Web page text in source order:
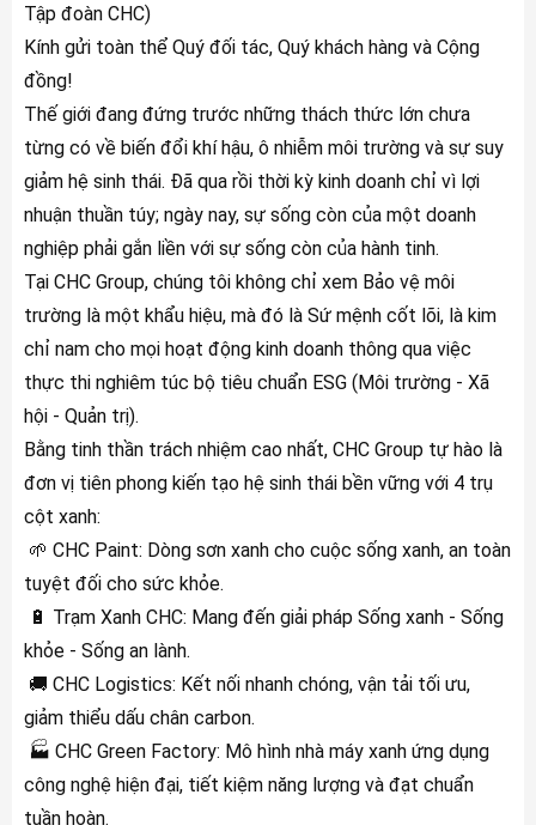
Tập đoàn CHC)
Kính gửi toàn thể Quý đối tác, Quý khách hàng và Cộng
đồng!
Thế giới đang đứng trước những thách thức lớn chưa
từng có về biến đổi khí hậu, ô nhiễm môi trường và sự suy
giảm hệ sinh thái. Đã qua rồi thời kỳ kinh doanh chỉ vì lợi
nhuận thuần túy; ngày nay, sự sống còn của một doanh
nghiệp phải gắn liền với sự sống còn của hành tinh.
Tại CHC Group, chúng tôi không chỉ xem Bảo vệ môi
trường là một khẩu hiệu, mà đó là Sứ mệnh cốt lõi, là kim
chỉ nam cho mọi hoạt động kinh doanh thông qua việc
thực thi nghiêm túc bộ tiêu chuẩn ESG (Môi trường - Xã
hội - Quản trị).
Bằng tinh thần trách nhiệm cao nhất, CHC Group tự hào là
đơn vị tiên phong kiến tạo hệ sinh thái bền vững với 4 trụ
cột xanh:
🌱 CHC Paint: Dòng sơn xanh cho cuộc sống xanh, an toàn
tuyệt đối cho sức khỏe.
🔋 Trạm Xanh CHC: Mang đến giải pháp Sống xanh - Sống
khỏe - Sống an lành.
🚚 CHC Logistics: Kết nối nhanh chóng, vận tải tối ưu,
giảm thiểu dấu chân carbon.
🏭 CHC Green Factory: Mô hình nhà máy xanh ứng dụng
công nghệ hiện đại, tiết kiệm năng lượng và đạt chuẩn
tuần hoàn.